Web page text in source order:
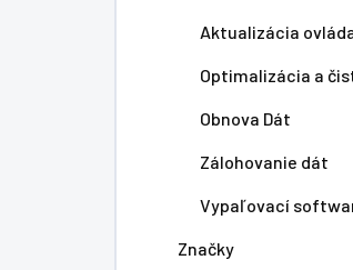
Aktualizácia
Optimalizácia a
Obnova Dát
Zálohovanie dát
Vypaľovací
Značky